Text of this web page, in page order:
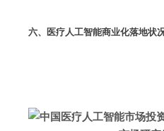
六、医疗人工智能商业化落地